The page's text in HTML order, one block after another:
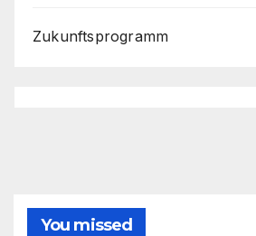
Zukunftsprogramm
You missed